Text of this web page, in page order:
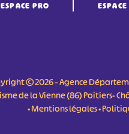
ESPACE PRO
© 2026 – Agence
de la Vienne (86) Poitiers-
•Mentions légales•